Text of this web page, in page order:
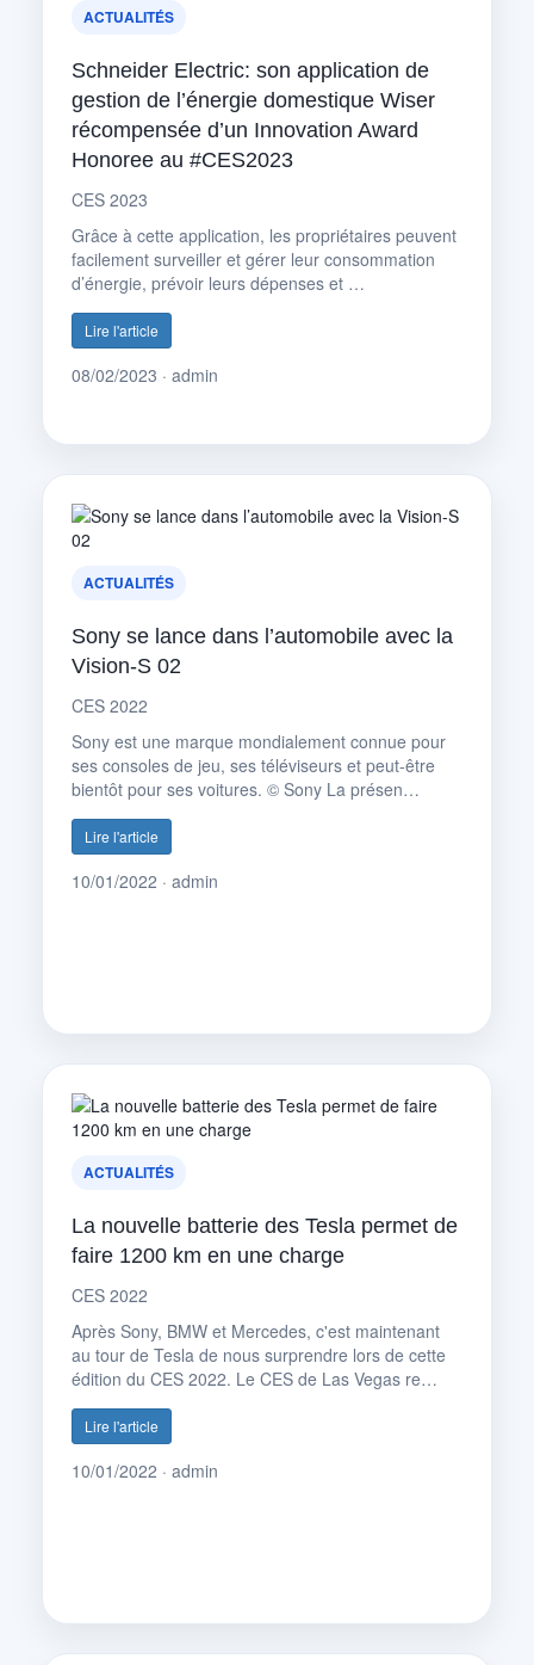
ACTUALITÉS
Schneider Electric: son application de
gestion de l’énergie domestique Wiser
récompensée d’un Innovation Award
Honoree au #CES2023
CES 2023
Grâce à cette application, les propriétaires peuvent
facilement surveiller et gérer leur consommation
d’énergie, prévoir leurs dépenses et …
Lire l'article
08/02/2023 · admin
ACTUALITÉS
Sony se lance dans l’automobile avec la
Vision-S 02
CES 2022
Sony est une marque mondialement connue pour
ses consoles de jeu, ses téléviseurs et peut-être
bientôt pour ses voitures. © Sony La présen…
Lire l'article
10/01/2022 · admin
ACTUALITÉS
La nouvelle batterie des Tesla permet de
faire 1200 km en une charge
CES 2022
Après Sony, BMW et Mercedes, c'est maintenant
au tour de Tesla de nous surprendre lors de cette
édition du CES 2022. Le CES de Las Vegas re…
Lire l'article
10/01/2022 · admin